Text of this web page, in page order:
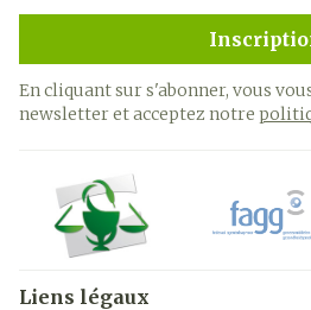
En cliquant sur s'abonner, vous
newsletter et acceptez notre
Liens légaux